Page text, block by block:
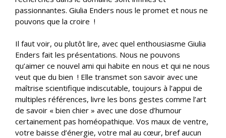
passionnantes. Giulia Enders nous le promet et nous ne
pouvons que la croire !
Il faut voir, ou plutôt lire, avec quel enthousiasme Giulia
Enders fait les présentations. Nous ne pouvons
qu’aimer ce nouvel ami qui habite en nous et qui ne nous
veut que du bien ! Elle transmet son savoir avec une
maîtrise scientifique indiscutable, toujours à l’appui de
multiples références, livre les bons gestes comme l’art
de savoir « bien chier » avec une dose d’humour
certainement pas homéopathique. Vos maux de ventre,
votre baisse d’énergie, votre mal au cœur, bref aucun